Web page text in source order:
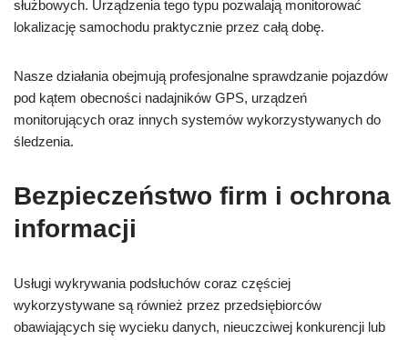
służbowych. Urządzenia tego typu pozwalają monitorować
lokalizację samochodu praktycznie przez całą dobę.
Nasze działania obejmują profesjonalne sprawdzanie pojazdów
pod kątem obecności nadajników GPS, urządzeń
monitorujących oraz innych systemów wykorzystywanych do
śledzenia.
Bezpieczeństwo firm i ochrona
informacji
Usługi wykrywania podsłuchów coraz częściej
wykorzystywane są również przez przedsiębiorców
obawiających się wycieku danych, nieuczciwej konkurencji lub